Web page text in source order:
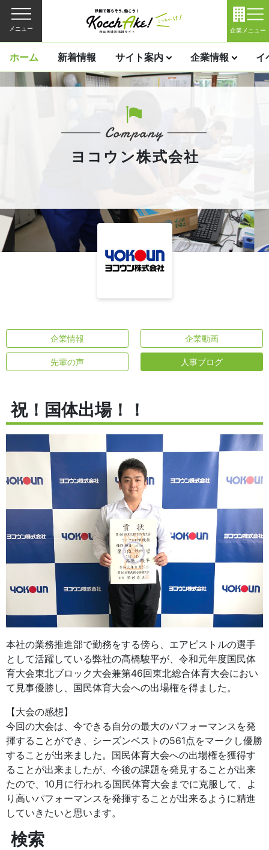
メニュー 企業メニュー
ホーム 新着情報 サイト案内 企業情報 イ
ヨコウン株式会社
企業情報 企業動画
先輩の声 人事ブログ
祝！国体出場！！
本社の業務推進部で勤務をする傍ら、エアピストルの選手
として活躍している弊社の髙橋駿平が、令和元年度国民体
育大会東北ブロック大会兼第46回東北総合体育大会におい
て見事優勝し、国民体育大会への出場権を得ました。
【大会の感想】
今回の大会は、今できる自分の最大のパフォーマンスを発
揮することができ、シーズンベストの561点をマークし優勝
することが出来ました。国民体育大会への出場権を獲得す
ることが出来ましたが、今後の課題を発見することが出来
たので、10月に行われる国民体育大会までに克服して、よ
り高いパフォーマンスを発揮することが出来るように精進
していきたいと思います。
検索